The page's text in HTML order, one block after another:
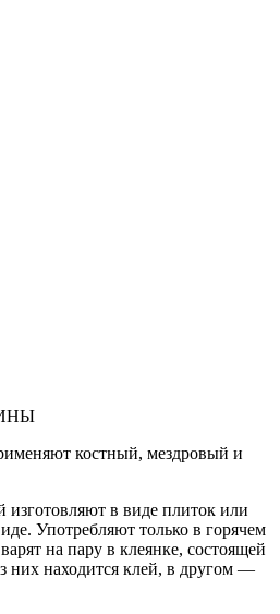
костный, мездровый и
в виде плиток или
Употребляют только в горячем
на пару в клеянке, состоящей
них находится клей, в другом —